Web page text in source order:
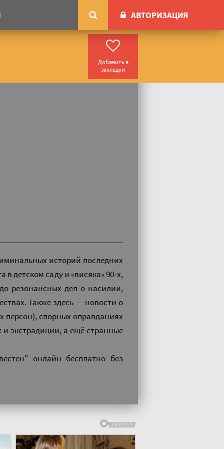
АВТОРИЗАЦИЯ
Добавить в
закладки
историй последних
детском саду и «висяка» 90‑х,
резонансных дел о насилии,
Также здесь — новости о
персон), спорных оправданиях
экстрадиции, а ещё странные
онлайн бесплатно без